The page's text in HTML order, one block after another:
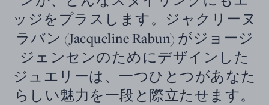
ッジをプラスします。ジャクリーヌ
ラバン (Jacqueline Rabun) がジョージ
ジェンセンのためにデザインした
ジュエリーは、一つひとつがあなた
らしい魅力を一段と際立たせます。